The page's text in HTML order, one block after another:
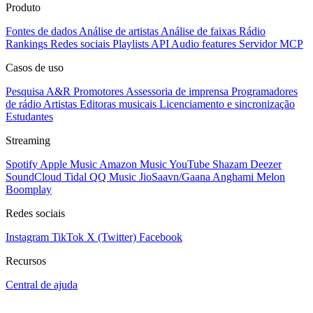
Produto
Fontes de dados Análise de artistas Análise de faixas Rádio
Rankings Redes sociais Playlists API Audio features Servidor MCP
Casos de uso
Pesquisa A&R Promotores Assessoria de imprensa Programadores
de rádio Artistas Editoras musicais Licenciamento e sincronização
Estudantes
Streaming
Spotify Apple Music Amazon MusicYouTube Shazam Deezer
SoundCloud Tidal QQ Music JioSaavn/Gaana Anghami Melon
Boomplay
Redes sociais
Instagram TikTok X (Twitter) Facebook
Recursos
Central de ajuda